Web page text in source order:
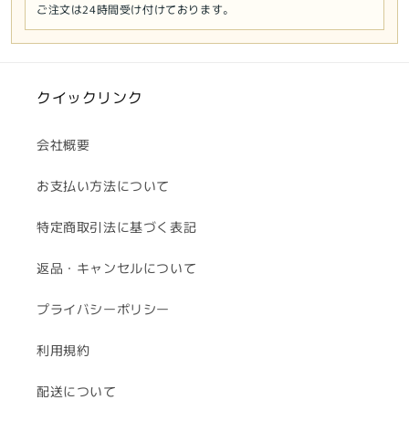
貨】
の
を
ら
貨】
の
を
ご注文は24時間受け付けております。
クイックリンク
会社概要
お支払い方法について
特定商取引法に基づく表記
返品・キャンセルについて
プライバシーポリシー
利用規約
配送について